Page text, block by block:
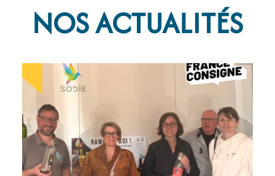
NOS ACTUALITÉS